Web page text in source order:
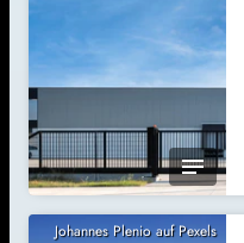
Johannes Plenio auf Pexels